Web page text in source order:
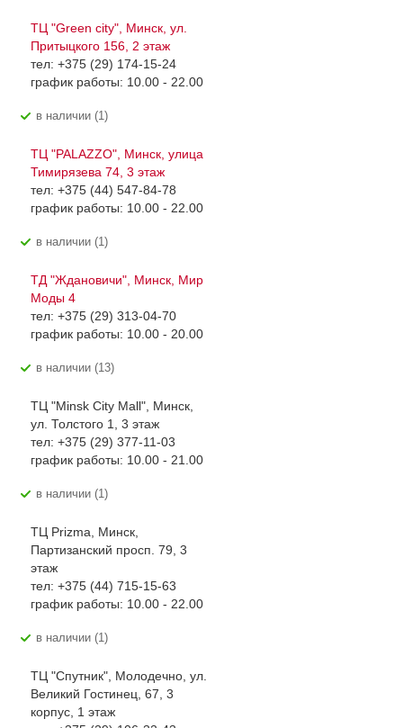
ТЦ "Green city", Минск, ул.
Притыцкого 156, 2 этаж
тел: +375 (29) 174-15-24
график работы: 10.00 - 22.00
В наличии (1)
ТЦ "PALAZZO", Минск, улица
Тимирязева 74, 3 этаж
тел: +375 (44) 547-84-78
график работы: 10.00 - 22.00
В наличии (1)
ТД "Ждановичи", Минск, Мир
Моды 4
тел: +375 (29) 313-04-70
график работы: 10.00 - 20.00
В наличии (13)
ТЦ "Minsk City Mall", Минск,
ул. Толстого 1, 3 этаж
тел: +375 (29) 377-11-03
график работы: 10.00 - 21.00
В наличии (1)
ТЦ Prizma, Минск,
Партизанский просп. 79, 3
этаж
тел: +375 (44) 715-15-63
график работы: 10.00 - 22.00
В наличии (1)
ТЦ "Спутник", Молодечно, ул.
Великий Гостинец, 67, 3
корпус, 1 этаж